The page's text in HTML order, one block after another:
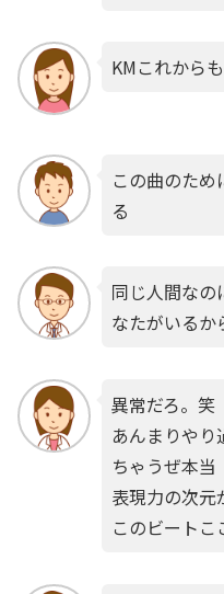
KMこれから
この曲のた
る
同じ人間なの
なたがいるか
異常だろ。笑
あんまりやり
ちゃうぜ本当
表現力の次元
このビートこ